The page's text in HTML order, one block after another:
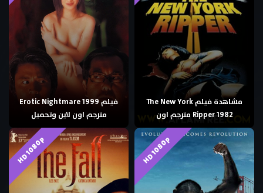
مشاهدة فيلم The New York
Ripper 1982 مترجم اون
فيلم Erotic Nightmare 1999
مترجم اون لاين وتحميل
HD 1080p
HD 1080p